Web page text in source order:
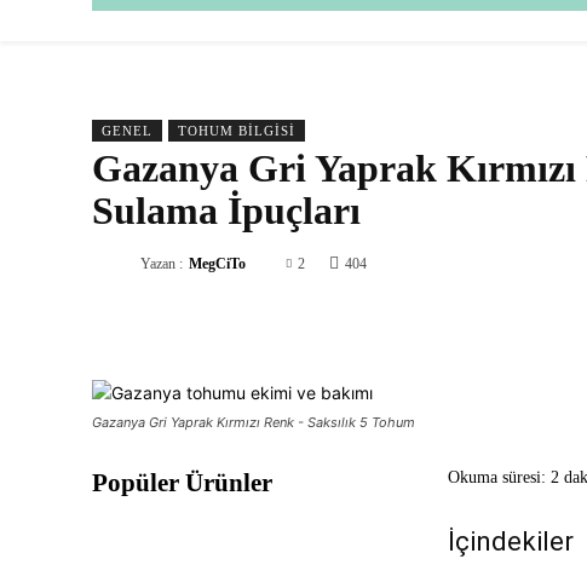
GENEL TOHUM BILGISI
Gazanya Gri Yaprak
Sulama İpuçları
Yazan : MegCiTo 2 404
Gazanya Gri Yaprak Kırmızı Renk - Saksılık 5 Tohum
Popüler Ürünler Okuma süresi: 2
İçindekiler